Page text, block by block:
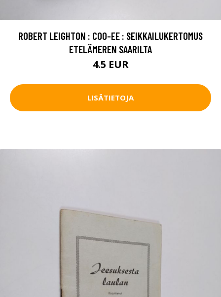
ROBERT LEIGHTON : COO-EE : SEIKKAILUKERTOMUS
ETELÄMEREN SAARILTA
4.5 EUR
LISÄTIETOJA